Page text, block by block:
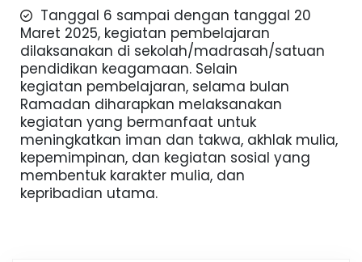
Tanggal 6 sampai dengan tanggal 20
Maret 2025, kegiatan pembelajaran
dilaksanakan di sekolah/madrasah/satuan
pendidikan keagamaan. Selain
kegiatan pembelajaran, selama bulan
Ramadan diharapkan melaksanakan
kegiatan yang bermanfaat untuk
meningkatkan iman dan takwa, akhlak mulia,
kepemimpinan, dan kegiatan sosial yang
membentuk karakter mulia, dan
kepribadian utama.